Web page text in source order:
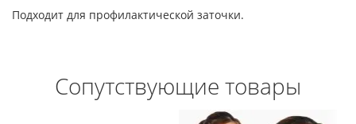
Подходит для профилактической заточки.
Сопутствующие товары